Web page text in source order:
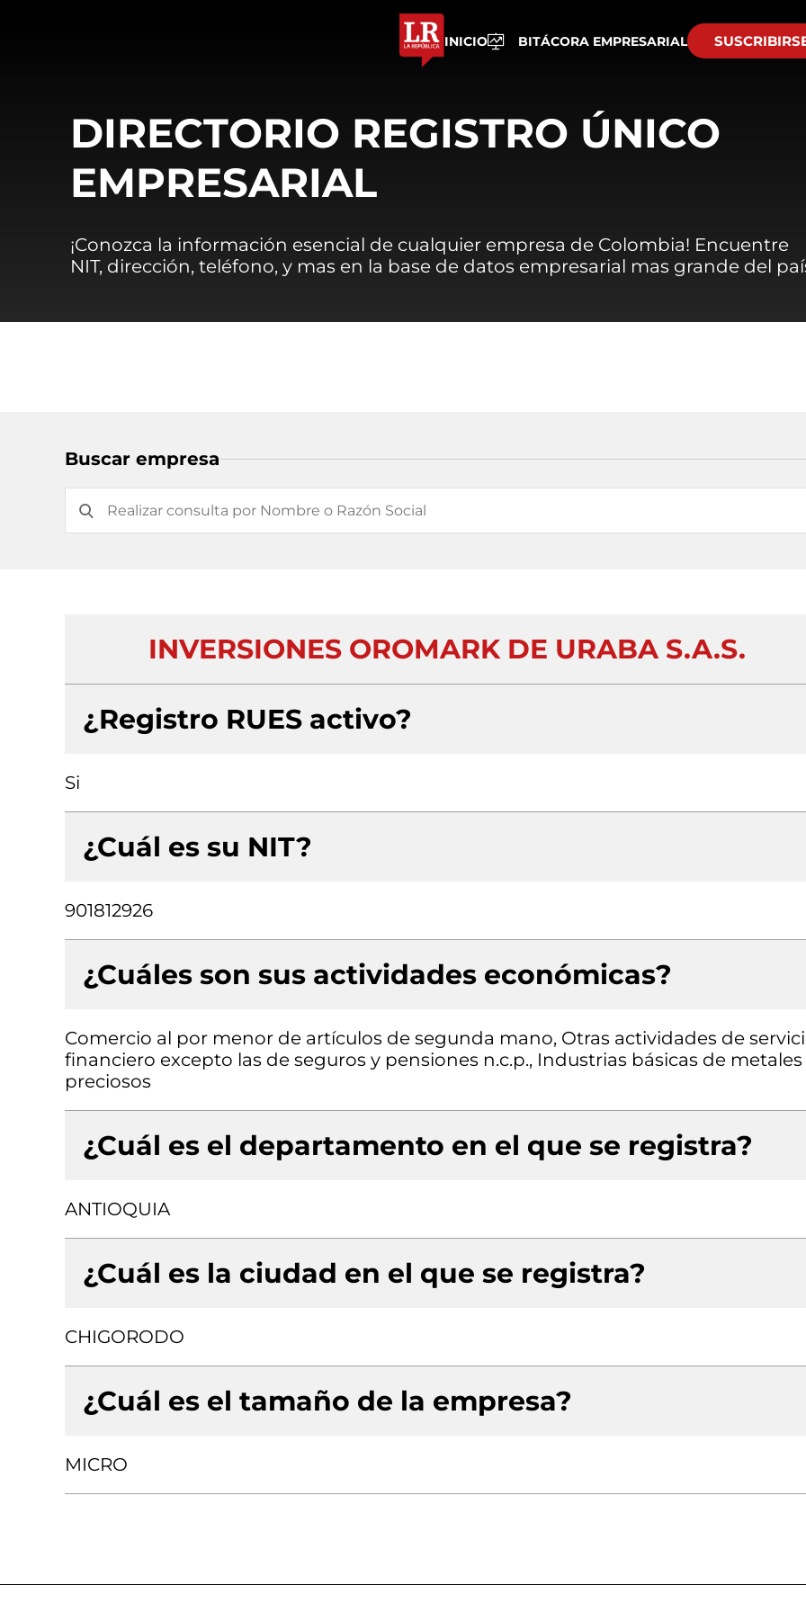
INICIO BITÁCORA EMPRESARIAL
DIRECTORIO REGISTRO ÚNICO
EMPRESARIAL
¡Conozca la información esencial de cualquier empresa de Colombia! Encuentre
NIT, dirección, teléfono, y mas en la base de datos empresarial mas grande del
Buscar empresa
INVERSIONES OROMARK DE URABA S.A.S.
¿Registro RUES activo?
Si
¿Cuál es su NIT?
901812926
¿Cuáles son sus actividades económicas?
Comercio al por menor de artículos de segunda mano, Otras actividades de
financiero excepto las de seguros y pensiones n.c.p., Industrias básicas de metales
preciosos
¿Cuál es el departamento en el que se registra?
ANTIOQUIA
¿Cuál es la ciudad en el que se registra?
CHIGORODO
¿Cuál es el tamaño de la empresa?
MICRO